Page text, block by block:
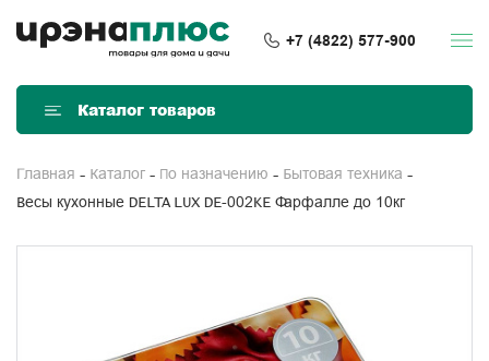
+7 (4822) 577-900
Каталог товаров
Главная Каталог По назначению
Бытовая техника
Весы кухонные DELTA LUX DE-002KE Фарфалле до 10кг